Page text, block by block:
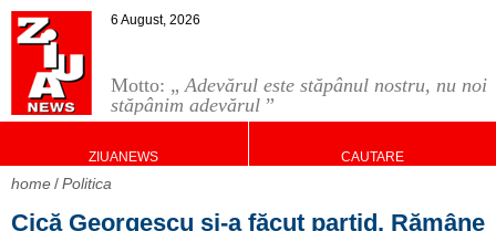
Motto: „Adevărul este stăpânul nostru, nu noi
stăpânim adevărul ”
6 August, 2026
ZIUANEWS CAUTARE
home Politica
Cică Georgescu și-a făcut partid. Rămâne